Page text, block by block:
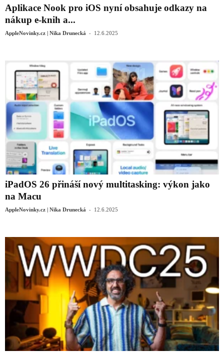
Aplikace Nook pro iOS nyní obsahuje odkazy na
nákup e-knih a...
AppleNovinky.cz | Nika Drunecká - 12.6.2025
iPadOS 26 přináší nový multitasking: výkon jako
na Macu
AppleNovinky.cz | Nika Drunecká - 12.6.2025